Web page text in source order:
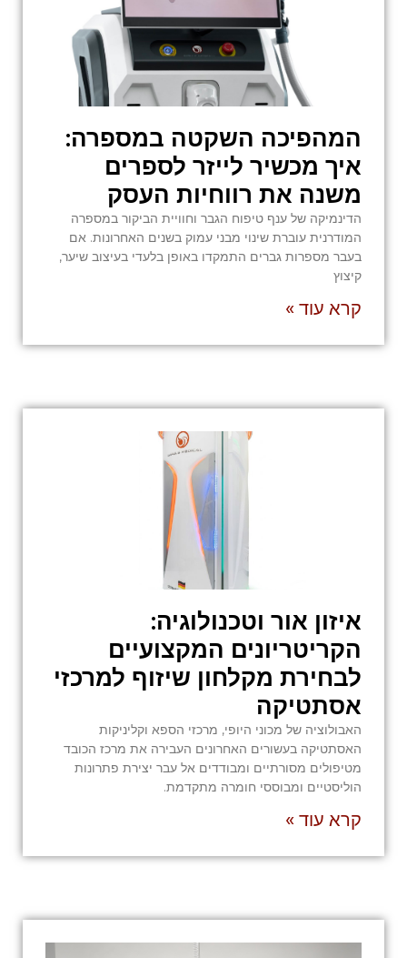
המהפיכה השקטה במספרה:
איך מכשיר לייזר לספרים
משנה את רווחיות העסק
הדינמיקה של ענף טיפוח הגבר וחוויית הביקור במספרה
המודרנית עוברת שינוי מבני עמוק בשנים האחרונות. אם
בעבר מספרות גברים התמקדו באופן בלעדי בעיצוב שיער,
קיצוץ
קרא עוד »
איזון אור וטכנולוגיה:
הקריטריונים המקצועיים
לבחירת מקלחון שיזוף למרכזי
אסתטיקה
האבולוציה של מכוני היופי, מרכזי הספא וקליניקות
האסתטיקה בעשורים האחרונים העבירה את מרכז הכובד
מטיפולים מסורתיים ומבודדים אל עבר יצירת פתרונות
הוליסטיים ומבוססי חומרה מתקדמת.
קרא עוד »